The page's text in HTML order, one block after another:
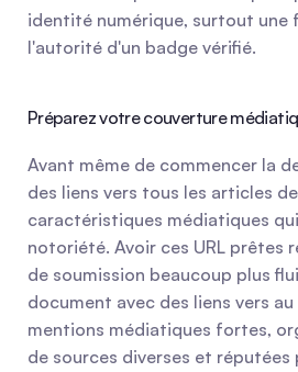
identité numérique, surtout une
l'autorité d'un badge vérifié.
Préparez votre couverture
Avant même de commencer la
des liens vers tous les articles
caractéristiques médiatiques
notoriété. Avoir ces URL prêtes
de soumission beaucoup plus
document avec des liens vers au
mentions médiatiques fortes,
de sources diverses et